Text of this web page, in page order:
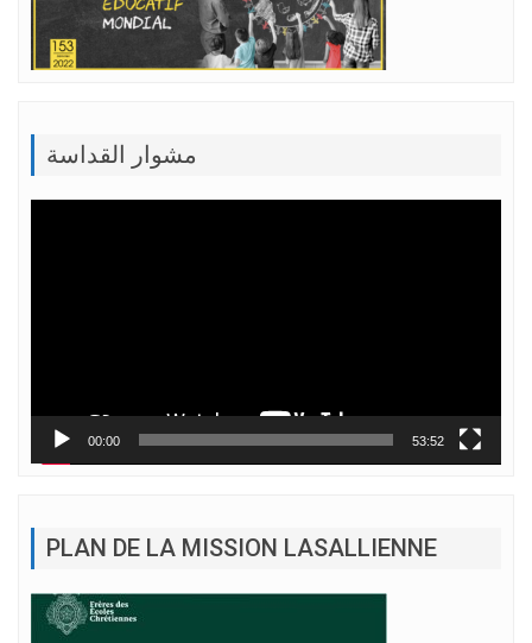
مشوار القداسة
00:00 53:52
PLAN DE LA MISSION LASALLIENNE